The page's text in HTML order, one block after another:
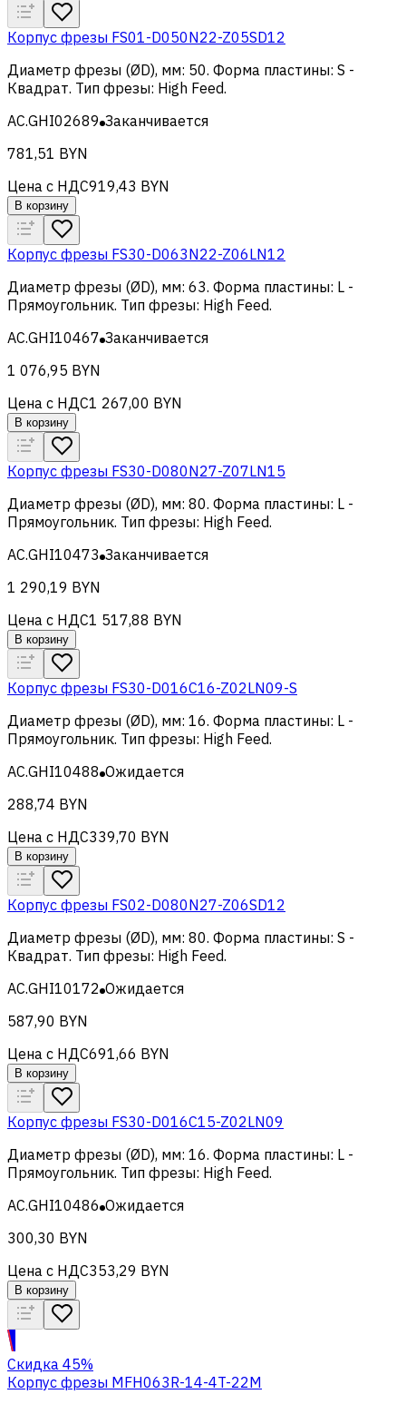
Корпус фрезы FS01-D050N22-Z05SD12
Диаметр фрезы (ØD), мм: 50. Форма пластины: S -
Квадрат. Тип фрезы: High Feed.
AC.GHI02689 Заканчивается
781,51 BYN
Цена с НДС919,43 BYN
В корзину
Корпус фрезы FS30-D063N22-Z06LN12
Диаметр фрезы (ØD), мм: 63. Форма пластины: L -
Прямоугольник. Тип фрезы: High Feed.
AC.GHI10467 Заканчивается
1 076,95 BYN
Цена с НДС1 267,00 BYN
В корзину
Корпус фрезы FS30-D080N27-Z07LN15
Диаметр фрезы (ØD), мм: 80. Форма пластины: L -
Прямоугольник. Тип фрезы: High Feed.
AC.GHI10473 Заканчивается
1 290,19 BYN
Цена с НДС1 517,88 BYN
В корзину
Корпус фрезы FS30-D016C16-Z02LN09-S
Диаметр фрезы (ØD), мм: 16. Форма пластины: L -
Прямоугольник. Тип фрезы: High Feed.
AC.GHI10488 Ожидается
288,74 BYN
Цена с НДС339,70 BYN
В корзину
Корпус фрезы FS02-D080N27-Z06SD12
Диаметр фрезы (ØD), мм: 80. Форма пластины: S -
Квадрат. Тип фрезы: High Feed.
AC.GHI10172 Ожидается
587,90 BYN
Цена с НДС691,66 BYN
В корзину
Корпус фрезы FS30-D016C15-Z02LN09
Диаметр фрезы (ØD), мм: 16. Форма пластины: L -
Прямоугольник. Тип фрезы: High Feed.
AC.GHI10486 Ожидается
300,30 BYN
Цена с НДС353,29 BYN
В корзину
Скидка 45%
Корпус фрезы MFH063R-14-4T-22M